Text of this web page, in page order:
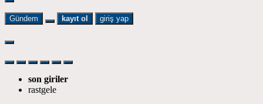
Gündem kayıt ol giriş yap
son giriler
rastgele